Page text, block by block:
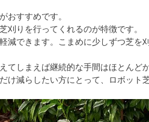
がおすすめです。
刈りを行ってくれるのが特徴です。
減できます。こまめに少しずつ芝を
しまえば継続的な手間はほとんど
減らしたい方にとって、ロボット